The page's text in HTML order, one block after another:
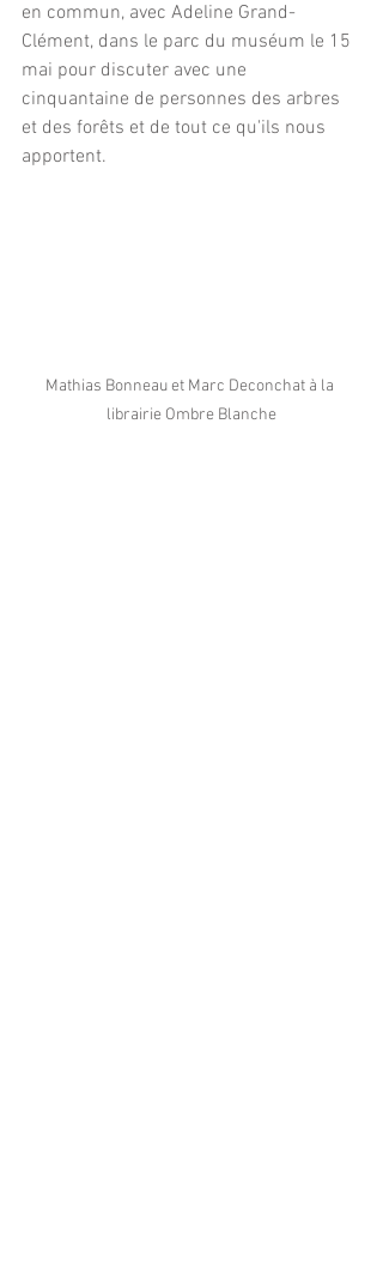
en commun, avec Adeline Grand-
Clément, dans le parc du muséum le 15
mai pour discuter avec une
cinquantaine de personnes des arbres
et des forêts et de tout ce qu'ils nous
apportent.
Mathias Bonneau et Marc Deconchat à la
librairie Ombre Blanche